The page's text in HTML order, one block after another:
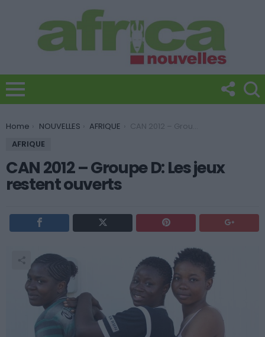
You are here:
Home NOUVELLES AFRIQUE
CAN 2012 – Groupe D: Les jeux restent ouverts
AFRIQUE
CAN 2012 – Groupe D: Les jeux
restent ouverts